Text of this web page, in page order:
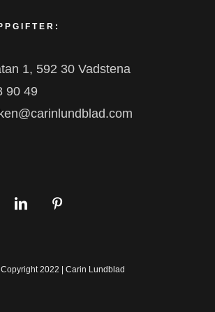
1, 592 30 Vadstena
90 49
2022 | Carin Lundblad